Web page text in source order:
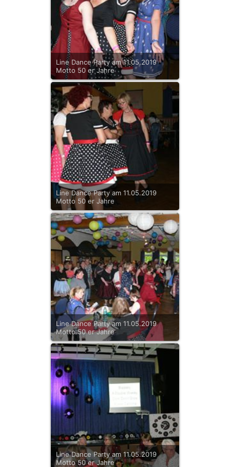
Line Dance Party am 11.05.2019
Motto 50 er Jahre
Line Dance Party am 11.05.2019
Motto 50 er Jahre
Line Dance Party am 11.05.2019
Motto 50 er Jahre
Line Dance Party am 11.05.2019
Motto 50 er Jahre